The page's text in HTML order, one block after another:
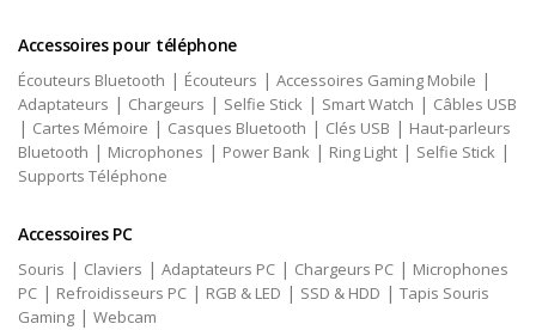
Accessoires pour téléphone
Écouteurs Bluetooth | Écouteurs | Accessoires Gaming Mobile |
Adaptateurs | Chargeurs | Selfie Stick | Smart Watch | Câbles USB
| Cartes Mémoire | Casques Bluetooth | Clés USB | Haut-parleurs
Bluetooth | Microphones | Power Bank | Ring Light | Selfie Stick |
Supports Téléphone
Accessoires PC
Souris | Claviers | Adaptateurs PC | Chargeurs PC | Microphones
PC | Refroidisseurs PC | RGB & LED | SSD & HDD | Tapis Souris
Gaming | Webcam